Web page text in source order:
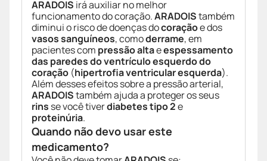
ARADOIS irá auxiliar no melhor
funcionamento do coração.ARADOIStambém
diminui o risco de doenças docoraçãoe dos
vasos sanguíneos, comoderrame, em
pacientes com pressão altaeespessamento
das paredes do ventrículo esquerdo do
coração (hipertrofia ventricular esquerda).
Além desses efeitos sobre a pressão arterial,
ARADOIStambém ajuda a proteger os seus
rins se você tiverdiabetes tipo 2e
proteinúria.
Quando não devo usar este
medicamento?